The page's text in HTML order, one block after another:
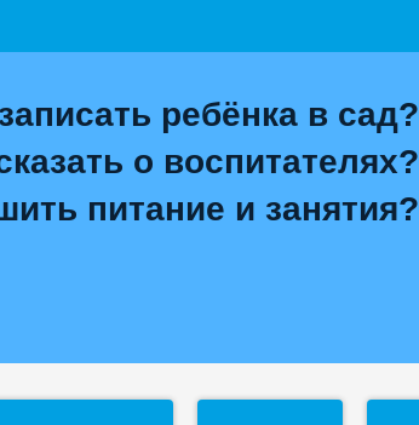
ребёнка в сад?
о воспитателях?
питание и занятия?